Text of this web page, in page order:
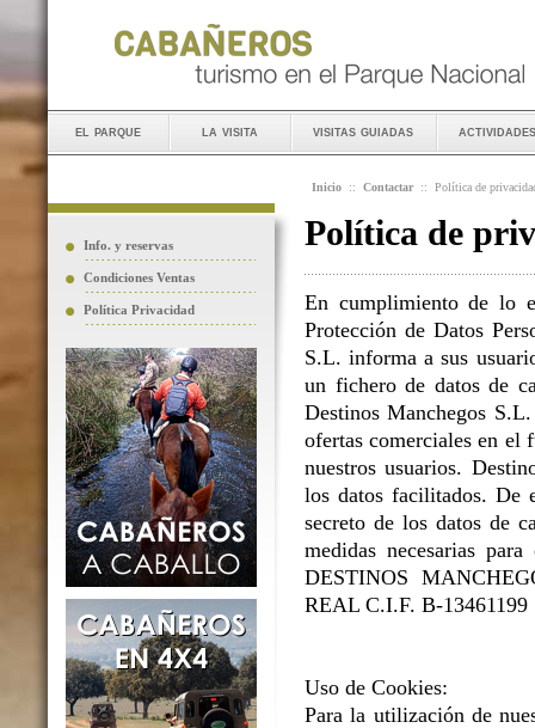
el parque la visita visitas guiadas actividades
Info. y reservas
Condiciones Ventas
Política Privacidad
Inicio :: Contactar :: Política de
Política de
En cumplimiento de lo
Protección de Datos
S.L. informa a sus
un fichero de datos de
Destinos Manchegos
ofertas comerciales en el
nuestros usuarios.
los datos facilitados. De
secreto de los datos de
medidas necesarias
DESTINOS
REAL C.I.F. B-13461199
Uso de Cookies:
Para la utilización de